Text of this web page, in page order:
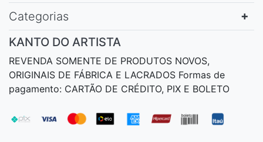
Categorias
KANTO DO ARTISTA
REVENDA SOMENTE DE PRODUTOS NOVOS,
ORIGINAIS DE FÁBRICA E LACRADOS Formas de
pagamento: CARTÃO DE CRÉDITO, PIX E BOLETO